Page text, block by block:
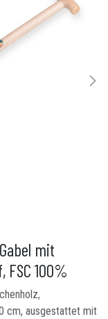
mit
100%
cm, ausgestattet mit